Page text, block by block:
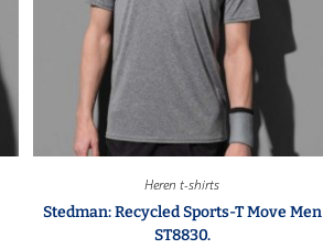
Heren t-shirts
Stedman: Recycled Sports-T Move Men
ST8830.